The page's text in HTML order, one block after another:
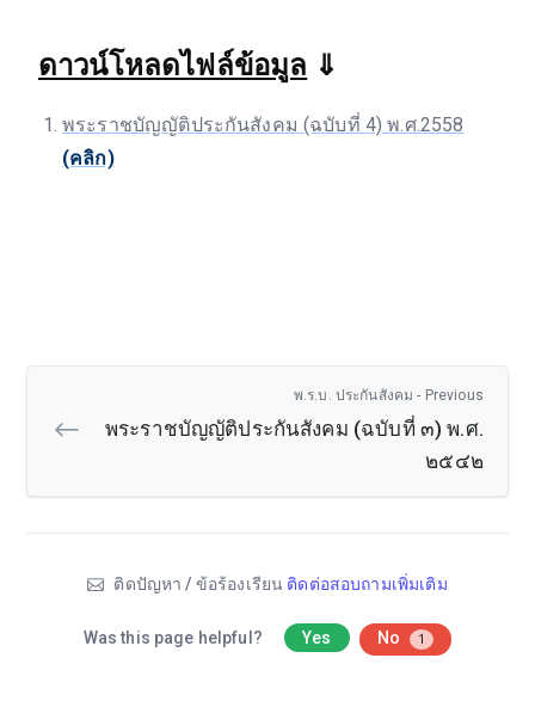
ดาวน์โหลดไฟล์ข้อมูล ⇓
พระราชบัญญัติประกันสังคม (ฉบับที่ 4) พ.ศ.2558
(คลิก)
พ.ร.บ. ประกันสังคม - Previous
พระราชบัญญัติประกันสังคม (ฉบับที่ ๓) พ.ศ.
๒๕๔๒
ติดปัญหา / ข้อร้องเรียน ติดต่อสอบถามเพิ่มเติม
Was this page helpful? Yes No 1